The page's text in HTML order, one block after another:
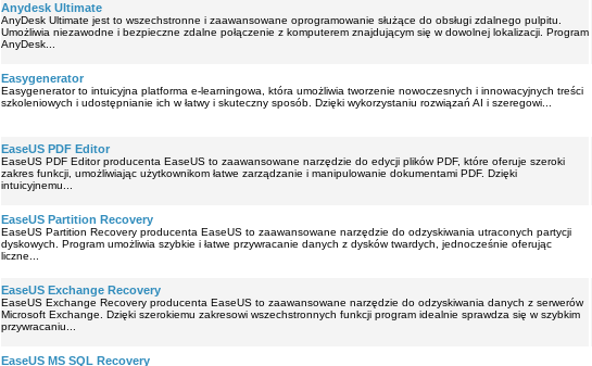
Anydesk Ultimate
AnyDesk Ultimate jest to wszechstronne i zaawansowane oprogramowanie służące do obsługi zdalnego pulpitu.
Umożliwia niezawodne i bezpieczne zdalne połączenie z komputerem znajdującym się w dowolnej lokalizacji. Program
AnyDesk...
Easygenerator
Easygenerator to intuicyjna platforma e-learningowa, która umożliwia tworzenie nowoczesnych i innowacyjnych treści
szkoleniowych i udostępnianie ich w łatwy i skuteczny sposób. Dzięki wykorzystaniu rozwiązań AI i szeregowi...
EaseUS PDF Editor
EaseUS PDF Editor producenta EaseUS to zaawansowane narzędzie do edycji plików PDF, które oferuje szeroki
zakres funkcji, umożliwiając użytkownikom łatwe zarządzanie i manipulowanie dokumentami PDF. Dzięki
intuicyjnemu...
EaseUS Partition Recovery
EaseUS Partition Recovery producenta EaseUS to zaawansowane narzędzie do odzyskiwania utraconych partycji
dyskowych. Program umożliwia szybkie i łatwe przywracanie danych z dysków twardych, jednocześnie oferując
liczne...
EaseUS Exchange Recovery
EaseUS Exchange Recovery producenta EaseUS to zaawansowane narzędzie do odzyskiwania danych z serwerów
Microsoft Exchange. Dzięki szerokiemu zakresowi wszechstronnych funkcji program idealnie sprawdza się w szybkim
przywracaniu...
EaseUS MS SQL Recovery